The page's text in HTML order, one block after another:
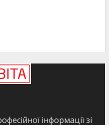
інформації зі